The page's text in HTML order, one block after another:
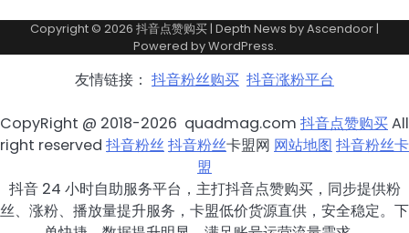
Copyright © 2026 抖音点赞购买| Depth News byAscendoor|
Powered byWordPress.
友情链接： 抖音粉丝购买 抖音涨粉平台
CopyRight @ 2018-2026 quadmag.com 抖音点赞购买All
right reserved 抖音粉丝抖音粉丝卡盟网 网站地图 抖音粉丝卡
盟
抖音 24 小时自助服务平台，主打抖音点赞购买，同步提供粉
丝、涨粉、播放量提升服务，卡盟低价货源直供，安全稳定。下